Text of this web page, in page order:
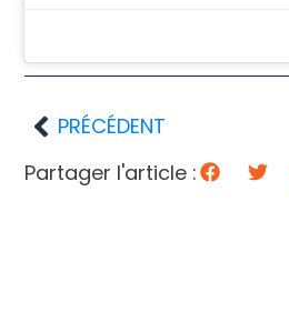
PRÉCÉDENT
Partager l'article :